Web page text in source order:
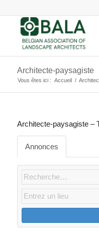
Architecte-paysagiste
Vous êtes ici : Accueil /
Architecte-paysagiste –
Annonces